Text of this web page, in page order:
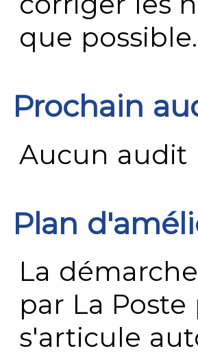
que possible.
Prochain
Aucun audit
Plan
La
par La
s'articule